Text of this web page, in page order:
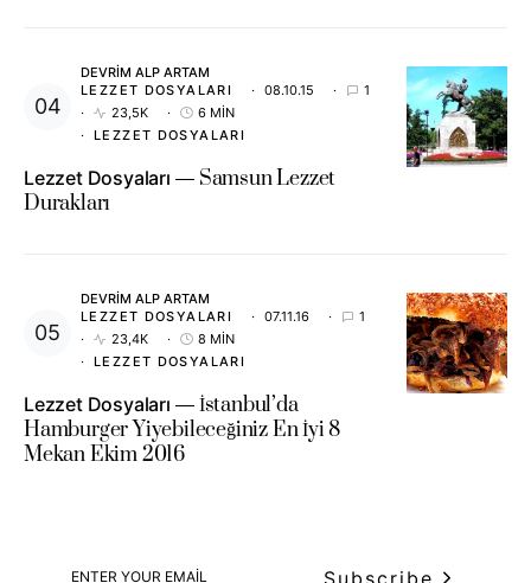
DEVRIM ALP ARTAM
LEZZET DOSYALARI
08.10.15
1
23,5K
6 MIN
LEZZET DOSYALARI
Lezzet Dosyaları
Samsun Lezzet
Durakları
DEVRIM ALP ARTAM
LEZZET DOSYALARI
07.11.16
1
23,4K
8 MIN
LEZZET DOSYALARI
Lezzet Dosyaları
İstanbul’da
Hamburger Yiyebileceğiniz En İyi 8
Mekan Ekim 2016
Subscribe